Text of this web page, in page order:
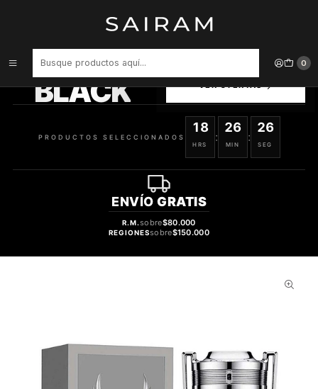
0
PERFUME INVICTUS VARON EDT 200 ML
BLACK
SELECCIONADOS
PRODUCTOS SELECCIONADOS
18
HRS
:
26
MIN
:
25
SEG
ENVÍO GRATIS
R.M.sobre$80.000
REGIONESsobre$150.000